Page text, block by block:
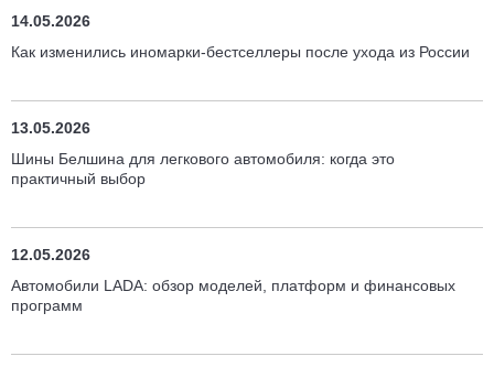
14.05.2026
Как изменились иномарки-бестселлеры после ухода из России
13.05.2026
Шины Белшина для легкового автомобиля: когда это
практичный выбор
12.05.2026
Автомобили LADA: обзор моделей, платформ и финансовых
программ